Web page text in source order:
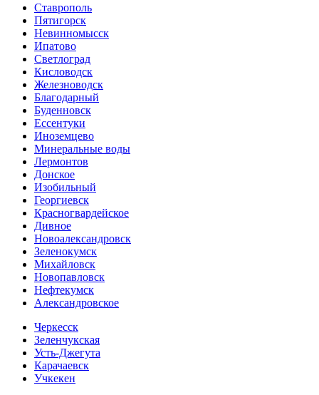
Ставрополь
Пятигорск
Невинномысск
Ипатово
Светлоград
Кисловодск
Железноводск
Благодарный
Буденновск
Ессентуки
Иноземцево
Минеральные воды
Лермонтов
Донское
Изобильный
Георгиевск
Красногвардейское
Дивное
Новоалександровск
Зеленокумск
Михайловск
Новопавловск
Нефтекумск
Александровское
Черкесск
Зеленчукская
Усть-Джегута
Карачаевск
Учкекен